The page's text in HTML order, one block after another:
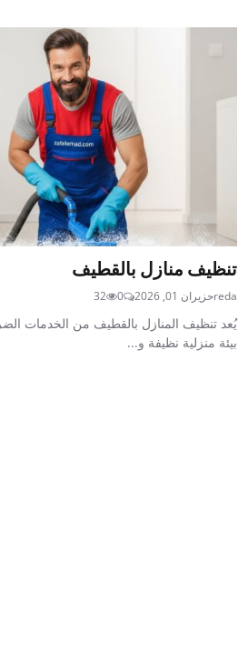
تنظيف منازل بالقطيف
redaحزيران 01, 2026 0
32
يُعد تنظيف المنازل بالقطيف من الخدمات
بيئة منزلية نظيفة و...